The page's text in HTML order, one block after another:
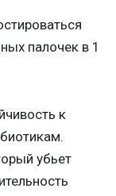
палочек в 1
к
убьет